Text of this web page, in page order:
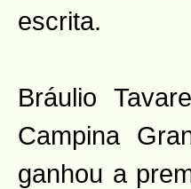
escrita.
Bráulio
Campina
ganhou a